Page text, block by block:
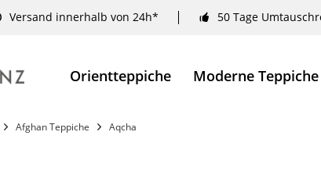
Versand innerhalb von 24h* 50 Tage
Orientteppiche Moderne Teppiche
Afghan Teppiche Aqcha